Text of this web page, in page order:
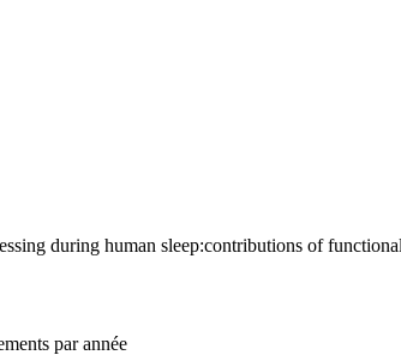
during human sleep:contributions of
par année